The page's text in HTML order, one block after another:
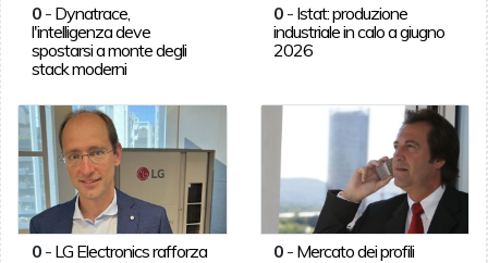
0- Dynatrace,
l'intelligenza deve
spostarsi a monte degli
stack moderni
0 - Istat: produzione
industriale in calo a giugno
2026
0- LG Electronics rafforza
0 - Mercato dei profili